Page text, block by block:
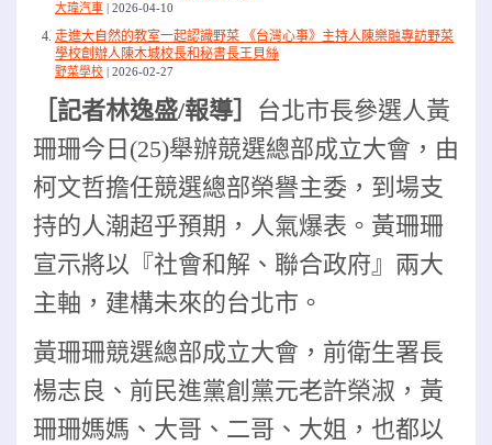
大瑋汽車 2026-04-10
走進大自然的教室一起認識野菜 《台灣心事》主持人陳樂融專訪野菜
學校創辦人陳木城校長和秘書長王貝絲
野菜學校 2026-02-27
［記者林逸盛/報導］ 台北市長參選人黃
珊珊今日(25)舉辦競選總部成立大會，由
柯文哲擔任競選總部榮譽主委，到場支
持的人潮超乎預期，人氣爆表。黃珊珊
宣示將以『社會和解、聯合政府』兩大
主軸，建構未來的台北市。
黃珊珊競選總部成立大會 ，前衛生署長
楊志良、前民進黨創黨元老許榮淑，黃
珊珊媽媽、大哥、二哥、大姐，也都以